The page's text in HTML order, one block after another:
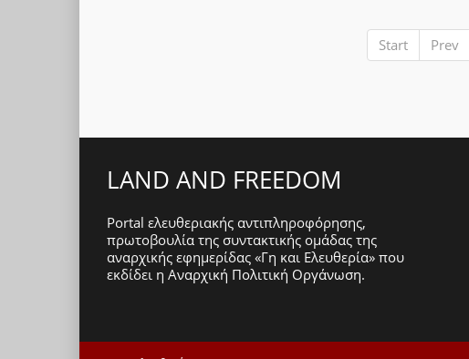
Start Prev
LAND AND FREEDOM
Portal ελευθεριακής αντιπληροφόρησης,
πρωτοβουλία της συντακτικής ομάδας της
αναρχικής εφημερίδας «Γη και Ελευθερία» που
εκδίδει η Αναρχική Πολιτική Οργάνωση.